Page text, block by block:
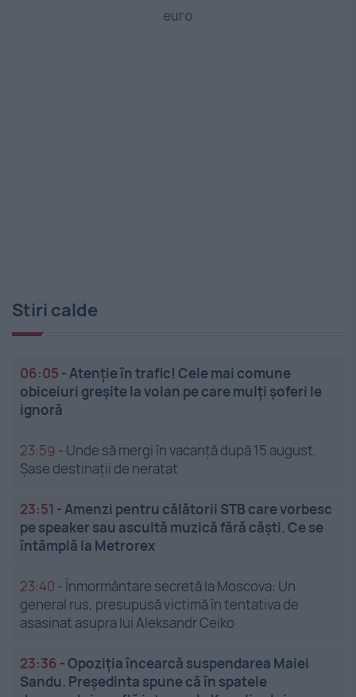
euro
Stiri calde
06:05 -Atenție în trafic! Cele mai comune
obiceiuri greșite la volan pe care mulți șoferi le
ignoră
23:59 - Unde să mergi în vacanță după 15 august.
Șase destinații de neratat
23:51 -Amenzi pentru călătorii STB care vorbesc
pe speaker sau ascultă muzică fără căști. Ce se
întâmplă la Metrorex
23:40 -Înmormântare secretă la Moscova: Un
general rus, presupusă victimă în tentativa de
asasinat asupra lui Aleksandr Ceiko
23:36 -Opoziția încearcă suspendarea Maiei
Sandu. Președinta spune că în spatele